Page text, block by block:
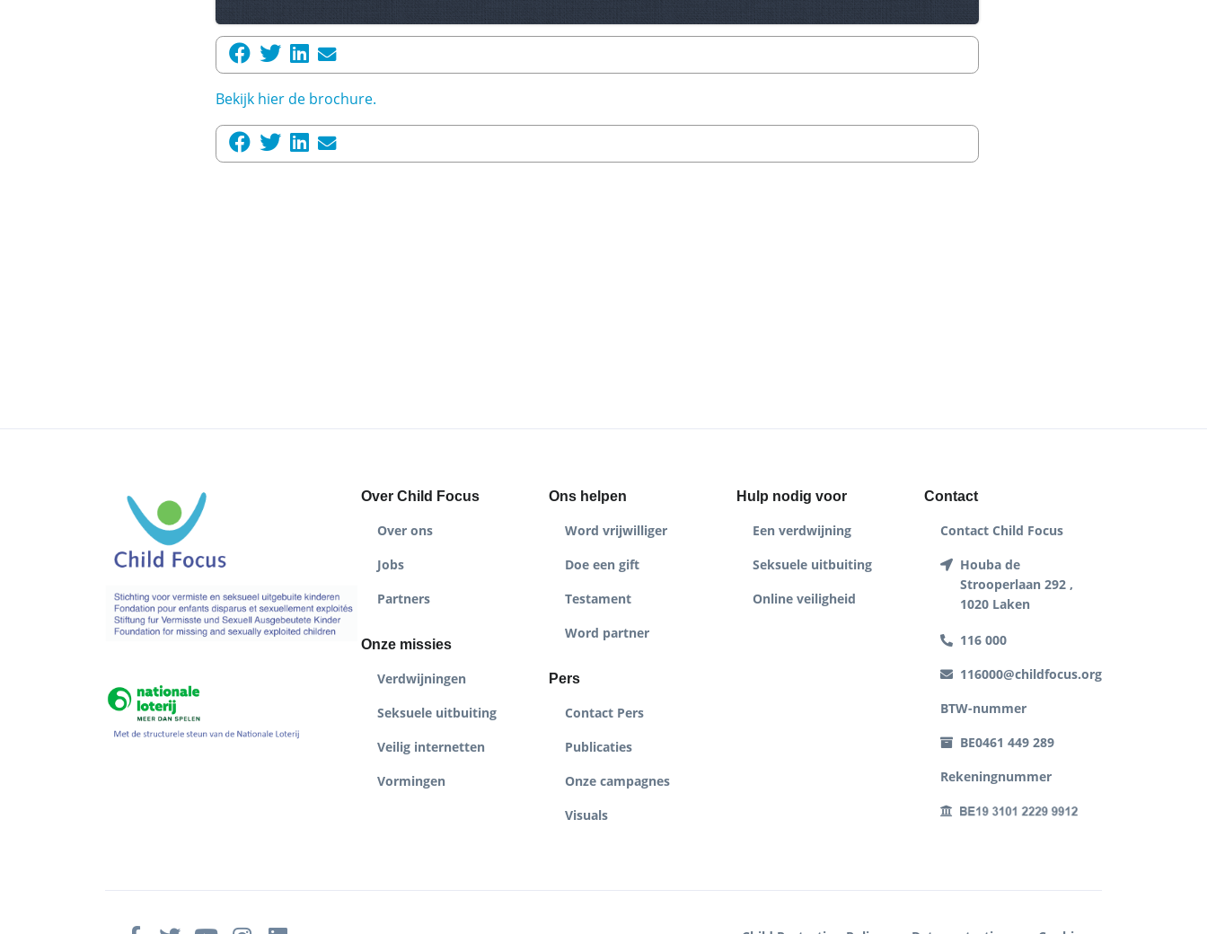
Bekijk hier de brochure.
Over Child Focus
Over ons
Jobs
Partners
Onze missies
Verdwijningen
Seksuele uitbuiting
Veilig internetten
Vormingen
Ons helpen
Word vrijwilliger
Doe een gift
Testament
Word partner
Pers
Contact Pers
Publicaties
Onze campagnes
Visuals
Hulp nodig voor
Een verdwijning
Seksuele uitbuiting
Online veiligheid
Contact
Contact Child Focus
Houba de
Strooperlaan 292 ,
1020 Laken
116 000
116000@childfocus.org
BTW-nummer
BE0461 449 289
Rekeningnummer